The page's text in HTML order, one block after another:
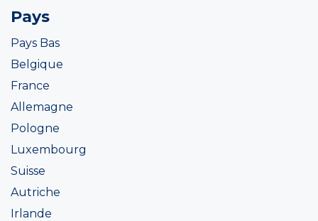
Pays
Pays Bas
Belgique
France
Allemagne
Pologne
Luxembourg
Suisse
Autriche
Irlande